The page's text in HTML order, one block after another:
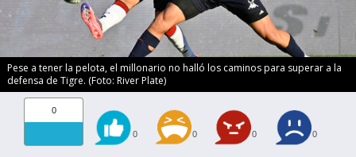
Pese a tener la pelota, el millonario no halló los caminos para superar a la
defensa de Tigre. (Foto: River Plate)
0
0 0 0 0